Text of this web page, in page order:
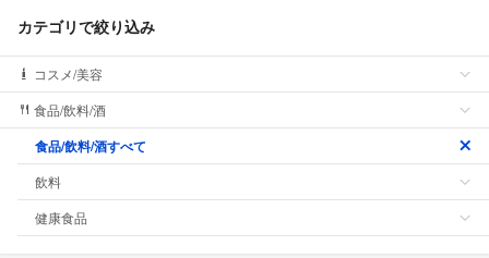
カテゴリで絞り込み
コスメ/美容
食品/飲料/酒
食品/飲料/酒すべて
飲料
健康食品